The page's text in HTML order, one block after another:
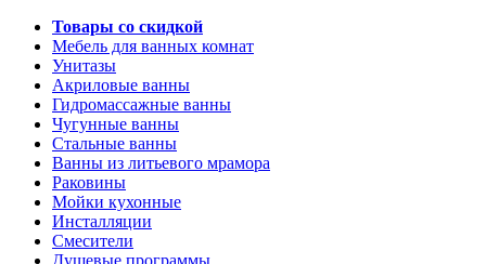
Товары со скидкой
Мебель для ванных комнат
Унитазы
Акриловые ванны
Гидромассажные ванны
Чугунные ванны
Стальные ванны
Ванны из литьевого мрамора
Раковины
Мойки кухонные
Инсталляции
Смесители
Душевые программы